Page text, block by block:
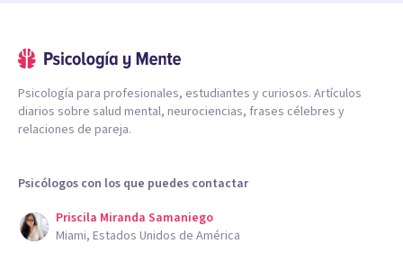
Psicología para profesionales, estudiantes y curiosos. Artículos
diarios sobre salud mental, neurociencias, frases célebres y
relaciones de pareja.
Psicólogos con los que puedes contactar
Priscila Miranda Samaniego
Miami, Estados Unidos de América